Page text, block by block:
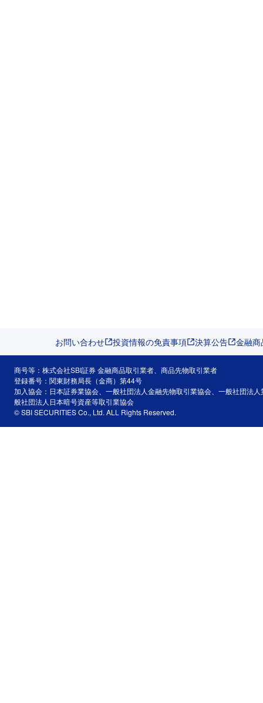
お問い合わせ 投資情報の免責事項 決算公告 金融
商号等：株式会社SBI証券 金融商品取引業者、商品先物取引業者
登録番号：関東財務局長（金商）第44号
加入協会：日本証券業協会、一般社団法人金融先物取引業協会、一般社団法
般社団法人日本暗号資産等取引業協会
© SBI SECURITIES Co., Ltd. ALL Rights Reserved.